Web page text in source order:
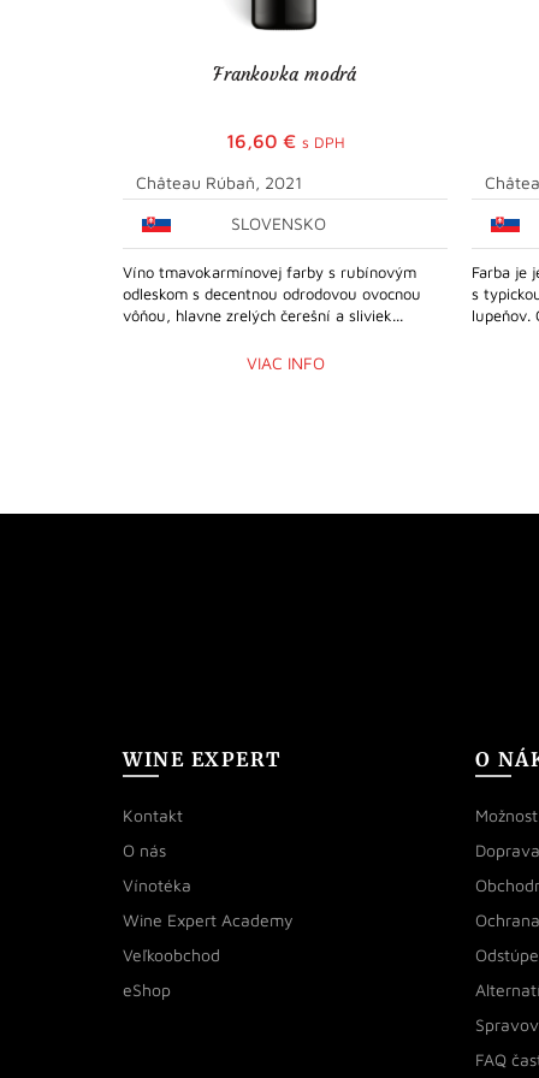
Frankovka modrá
16,60 € s DPH
Château Rúbaň, 2021
SLOVENSKO
Víno tmavokarmínovej farby s rubínovým
odleskom s decentnou odrodovou ovocnou
vôňou, hlavne zrelých čerešní a sliviek...
VIAC INFO
Farba je
s
lupeňov.
WINE EXPERT
Kontakt
O nás
Vínotéka
Wine Expert Academy
Veľkoobchod
eShop
O
FAQ